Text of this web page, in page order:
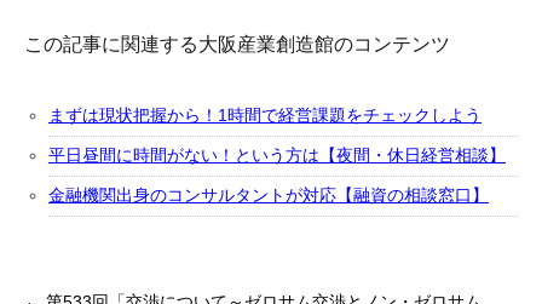
この記事に関連する大阪産業創造館のコンテンツ
まずは現状把握から！1時間で経営課題をチェックしよう
平日昼間に時間がない！という方は【夜間・休日経営相談】
金融機関出身のコンサルタントが対応【融資の相談窓口】